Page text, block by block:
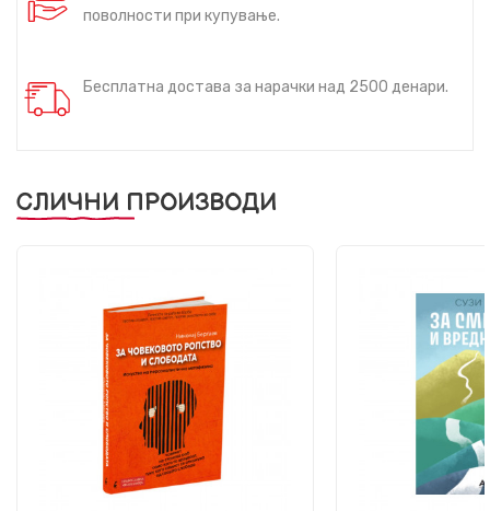
поволности при купување.
Бесплатна достава за нарачки над 2500 денари.
СЛИЧНИ ПРОИЗВОДИ